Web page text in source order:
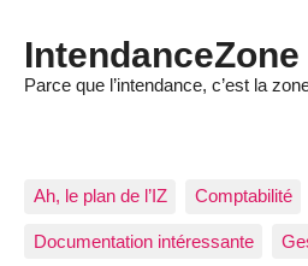
IntendanceZone
Parce que l’intendance, c’est la
Ah, le plan de l’IZ Comptabilité
Documentation intéressante